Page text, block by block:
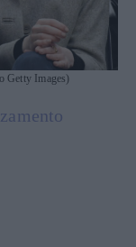
Getty Images)